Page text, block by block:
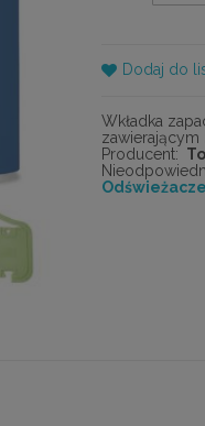
Dodaj do
Wkładka
Producent: